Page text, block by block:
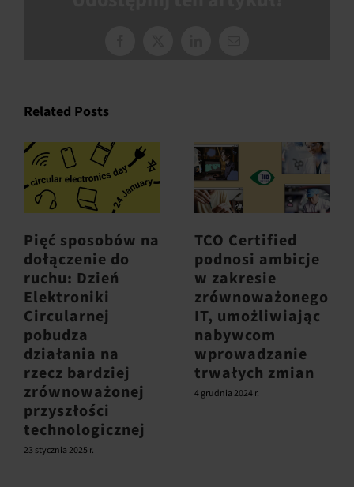
Related Posts
Pięć sposobów na
dołączenie do
ruchu: Dzień
Elektroniki
Circularnej
pobudza
działania na
rzecz bardziej
zrównoważonej
przyszłości
technologicznej
23 stycznia 2025 r.
TCO Certified
podnosi ambicje
w zakresie
zrównoważonego
IT, umożliwiając
nabywcom
wprowadzanie
trwałych zmian
4 grudnia 2024 r.